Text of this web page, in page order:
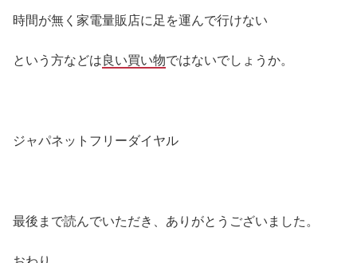
時間が無く家電量販店に足を運んで行けない
という方などは良い買い物ではないでしょうか。
ジャパネットフリーダイヤル
最後まで読んでいただき、ありがとうございました。